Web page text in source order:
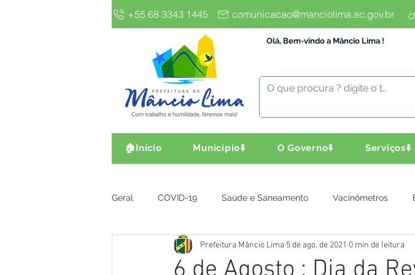
+55 68 3343 1445 comunicacao@manciolima.ac.gov.br
Olá, Bem-vindo a Mâncio Lima !
🏠Início Município⬇️ O Governo⬇️ Serviços⬇️
Geral COVID-19 Saúde e Saneamento Vacinômetros
Gestão e Finanças Infra, Obra e Transporte Assistência
Prefeitura Mâncio Lima 5 de ago. de 2021 0 min de leitura